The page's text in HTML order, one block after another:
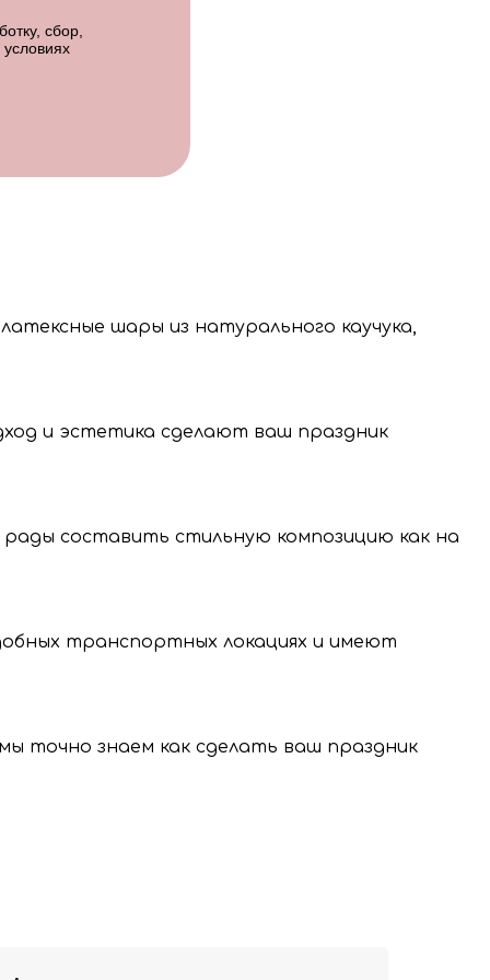
сбор,
и передачу
шары из натурального каучука,
и эстетика сделают ваш праздник
составить стильную композицию как на
транспортных локациях и имеют
точно знаем как сделать ваш праздник